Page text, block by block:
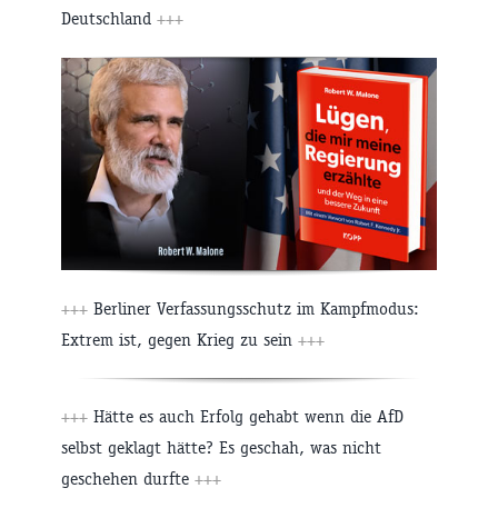
Deutschland +++
+++ Berliner Verfassungsschutz im Kampfmodus:
Extrem ist, gegen Krieg zu sein +++
+++ Hätte es auch Erfolg gehabt wenn die AfD
selbst geklagt hätte? Es geschah, was nicht
geschehen durfte +++